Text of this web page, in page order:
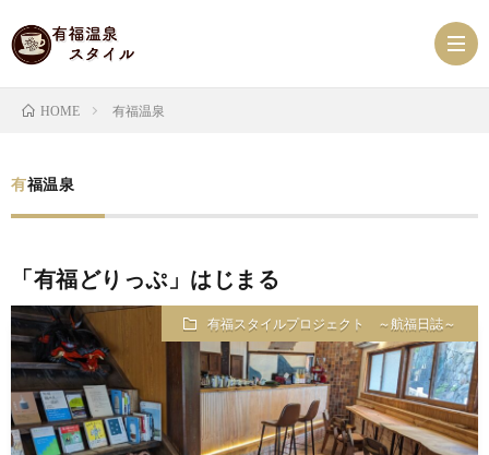
福
泉
ス
ジ
ュ
福
ス
有
福
有
HOME 有福温泉
有福温泉
「有福どりっぷ」はじまる
有福スタイルプロジェクト ～航福日誌～